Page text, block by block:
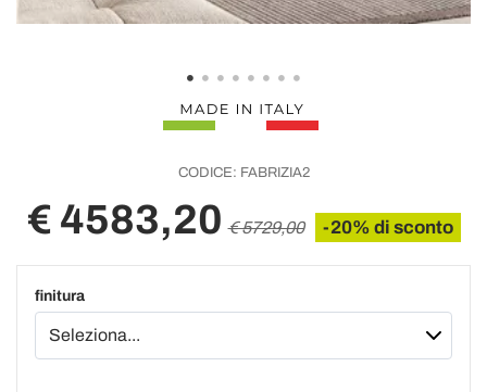
CODICE: FABRIZIA2
€ 4583,20 € 5729,00 -20% di sconto
finitura